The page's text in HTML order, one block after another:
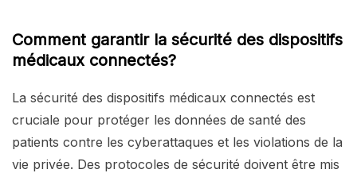
Comment garantir la sécurité des dispositifs
médicaux connectés?
La sécurité des dispositifs médicaux connectés est
cruciale pour protéger les données de santé des
patients contre les cyberattaques et les violations de la
vie privée. Des protocoles de sécurité doivent être mis